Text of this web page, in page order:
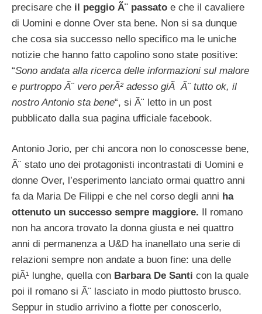
precisare che il peggio Ã¨ passato e che il cavaliere
di Uomini e donne Over sta bene. Non si sa dunque
che cosa sia successo nello specifico ma le uniche
notizie che hanno fatto capolino sono state positive:
“Sono andata alla ricerca delle informazioni sul malore
e purtroppo Ã¨ vero perÃ² adesso giÃ Ã¨ tutto ok, il
nostro Antonio sta bene“, si Ã¨ letto in un post
pubblicato dalla sua pagina ufficiale facebook.
Antonio Jorio, per chi ancora non lo conoscesse bene,
Ã¨ stato uno dei protagonisti incontrastati di Uomini e
donne Over, l’esperimento lanciato ormai quattro anni
fa da Maria De Filippi e che nel corso degli anni ha
ottenuto un successo sempre maggiore. Il romano
non ha ancora trovato la donna giusta e nei quattro
anni di permanenza a U&D ha inanellato una serie di
relazioni sempre non andate a buon fine: una delle
piÃ¹ lunghe, quella con Barbara De Santi con la quale
poi il romano si Ã¨ lasciato in modo piuttosto brusco.
Seppur in studio arrivino a flotte per conoscerlo,